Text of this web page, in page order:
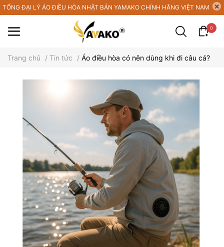
TỔNG ĐẠI LÝ ÁO ĐIỀU HÒA NHẬT BẢN YAMAKO CHÍNH HÃNG VIỆT NAM
0
Trang chủ / Tin tức / Áo điều hòa có nên dùng khi đi câu cá?